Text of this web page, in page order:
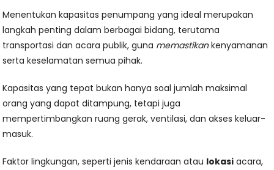
Menentukan kapasitas penumpang yang ideal merupakan
langkah penting dalam berbagai bidang, terutama
transportasi dan acara publik, guna memastikankenyamanan
serta keselamatan semua pihak.
Kapasitas yang tepat bukan hanya soal jumlah maksimal
orang yang dapat ditampung, tetapi juga
mempertimbangkan ruang gerak, ventilasi, dan akses keluar-
masuk.
Faktor lingkungan, seperti jenis kendaraan atau lokasi acara,